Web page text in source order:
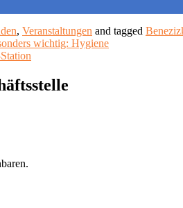
, Veranstaltungen and tagged
wichtig: Hygiene